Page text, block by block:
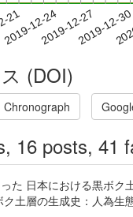
21
2019-12-242019-12-272019-12-30
(DOI)
Chronograph
16 posts, 41
た 日本における黒ボ
土層の生成史：人為